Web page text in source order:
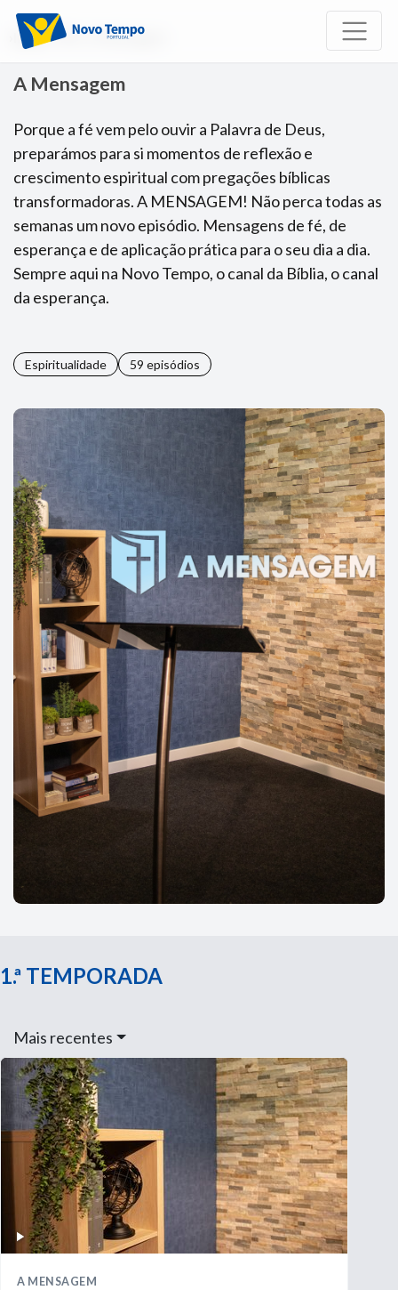
Início TV A Mensagem
A Mensagem
Porque a fé vem pelo ouvir a Palavra de Deus,
preparámos para si momentos de reflexão e
crescimento espiritual com pregações bíblicas
transformadoras. A MENSAGEM! Não perca todas as
semanas um novo episódio. Mensagens de fé, de
esperança e de aplicação prática para o seu dia a dia.
Sempre aqui na Novo Tempo, o canal da Bíblia, o canal
da esperança.
Espiritualidade 59 episódios
1.ª TEMPORADA
Mais recentes
A MENSAGEM